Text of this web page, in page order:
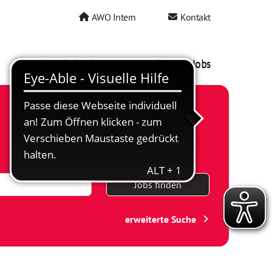
AWO Intern Kontakt
AWO als Arbeitgeber Mein AWO Jobs
Jobs finden
erweiterte Suche